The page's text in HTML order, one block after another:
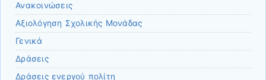
Ανακοινώσεις
Αξιολόγηση Σχολικής Μονάδας
Γενικά
Δράσεις
Δράσεις ενεργού πολίτη